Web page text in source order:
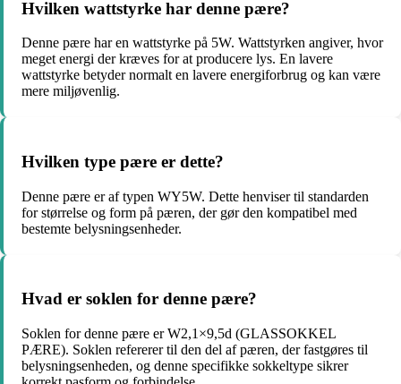
Hvilken wattstyrke har denne pære?
Denne pære har en wattstyrke på 5W. Wattstyrken angiver, hvor
meget energi der kræves for at producere lys. En lavere
wattstyrke betyder normalt en lavere energiforbrug og kan være
mere miljøvenlig.
Hvilken type pære er dette?
Denne pære er af typen WY5W. Dette henviser til standarden
for størrelse og form på pæren, der gør den kompatibel med
bestemte belysningsenheder.
Hvad er soklen for denne pære?
Soklen for denne pære er W2,1×9,5d (GLASSOKKEL
PÆRE). Soklen refererer til den del af pæren, der fastgøres til
belysningsenheden, og denne specifikke sokkeltype sikrer